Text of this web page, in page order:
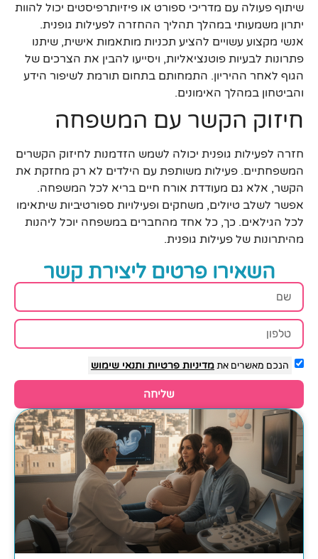
שיתוף פעולה עם מדריכי ספורט או פיזיותרפיסטים יכול להוות
יתרון משמעותי במהלך תהליך ההחזרה לפעילות גופנית.
אנשי מקצוע עשויים להציע תכניות מותאמות אישית, שיתנו
פתרונות לבעיות פוטנציאליות, ויסייעו להבין את הצרכים של
הגוף לאחר ההיריון. התמחותם בתחום תורמת לשיפור הידע
והביטחון במהלך האימונים.
חיזוק הקשר עם המשפחה
חזרה לפעילות גופנית יכולה לשמש הזדמנות לחיזוק הקשרים
המשפחתיים. פעילות משותפת עם הילדים לא רק מחזקת את
הקשר, אלא גם מעודדת אורח חיים בריא לכל המשפחה.
אפשר לשלב טיולים, משחקים ופעילויות ספורטיביות שיתאימו
לכל הגילאים. כך, כל אחד מהחברים במשפחה יוכל ליהנות
מהיתרונות של פעילות גופנית.
השאירו פרטים ליצירת קשר
הנכם מאשרים אתמדיניות פרטיות ותנאי שימוש
שליחה